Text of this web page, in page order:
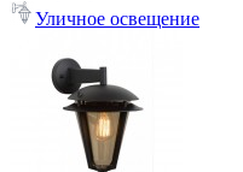
Уличное освещение